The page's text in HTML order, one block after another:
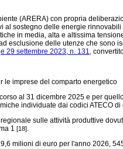
(ARERA) con propria
sostegno delle energie
in media, alta e altissima
esclusione delle utenze che sono
29 settembre 2023, n. 131,
le imprese del comparto energetico
al 31 dicembre 2025 e per
individuate dai codici ATECO
sulle attività produttive
1 [18].
milioni di euro per l'anno 2026,